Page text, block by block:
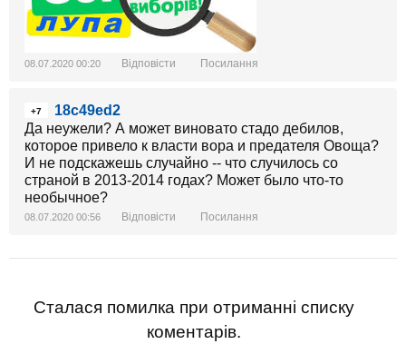
08.07.2020 00:20 Відповісти Посилання
+7
18c49ed2
Да неужели? А может виновато стадо дебилов,
которое привело к власти вора и предателя Овоща?
И не подскажешь случайно -- что случилось со
страной в 2013-2014 годах? Может было что-то
необычное?
08.07.2020 00:56 Відповісти Посилання
Сталася помилка при отриманні списку
коментарів.